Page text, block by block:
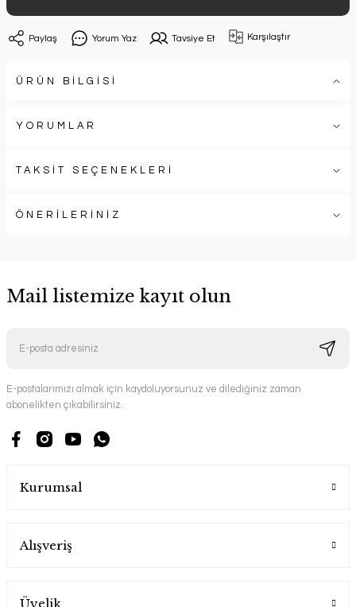
Paylaş Yorum Yaz Tavsiye Et Karşılaştır
ÜRÜN BİLGİSİ
YORUMLAR
TAKSİT SEÇENEKLERİ
ÖNERİLERİNİZ
Mail listemize kayıt olun
E-postalarımızı almak için kaydoluyorsunuz ve dilediğiniz zaman
abonelikten çıkabilirsiniz.
Kurumsal
Alışveriş
Üyelik